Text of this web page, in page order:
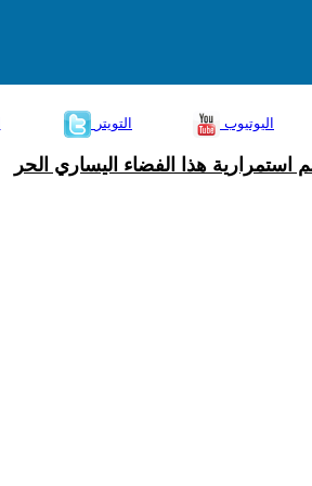
التويتر اليوتيوب
استمرارية هذا الفضاء اليساري الحر